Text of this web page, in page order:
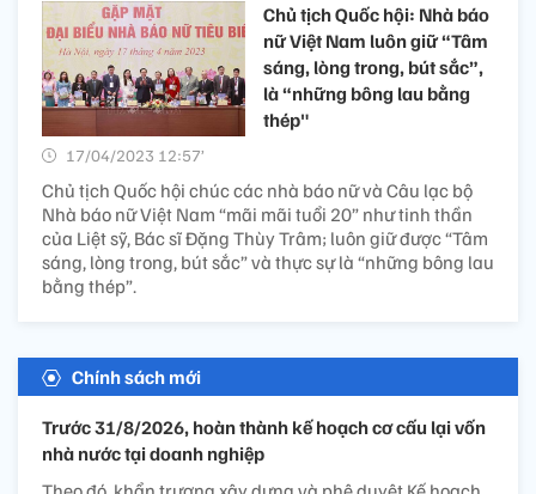
Chủ tịch Quốc hội: Nhà báo
nữ Việt Nam luôn giữ “Tâm
sáng, lòng trong, bút sắc”,
là “những bông lau bằng
thép"
17/04/2023 12:57’
Chủ tịch Quốc hội chúc các nhà báo nữ và Câu lạc bộ
Nhà báo nữ Việt Nam “mãi mãi tuổi 20” như tinh thần
của Liệt sỹ, Bác sĩ Đặng Thùy Trâm; luôn giữ được “Tâm
sáng, lòng trong, bút sắc” và thực sự là “những bông lau
bằng thép”.
Chính sách mới
Trước 31/8/2026, hoàn thành kế hoạch cơ cấu lại vốn
nhà nước tại doanh nghiệp